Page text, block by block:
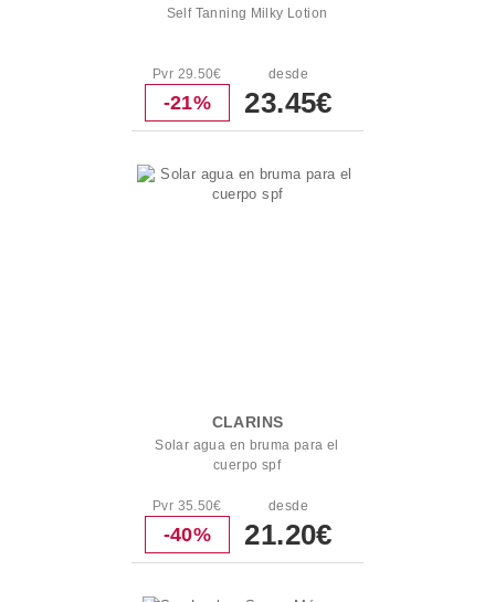
Self Tanning Milky Lotion
Pvr 29.50€
-21%
desde
23.45€
CLARINS
Solar agua en bruma para el
cuerpo spf
Pvr 35.50€
-40%
desde
21.20€